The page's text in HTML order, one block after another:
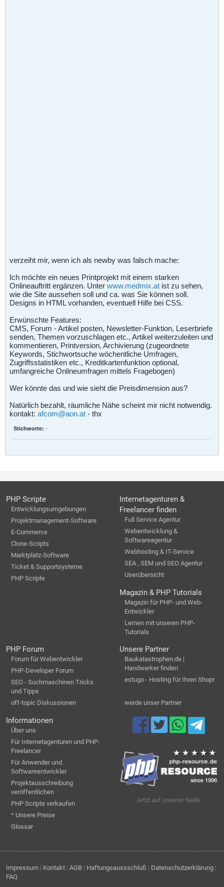
verzeiht mir, wenn ich als newby was falsch mache:
Ich möchte ein neues Printprojekt mit einem starken
Onlineauftritt ergänzen. Unter www.medmix.at ist zu sehen,
wie die Site aussehen soll und ca. was Sie können soll.
Designs in HTML vorhanden, eventuell Hilfe bei CSS.
Erwünschte Features:
CMS, Forum - Artikel posten, Newsletter-Funktion, Leserbriefe
senden, Themen vorzuschlagen etc., Artikel weiterzuleiten und
kommentieren, Printversion, Archivierung (zugeordnete
Keywords, Stichwortsuche wöchentliche Umfragen,
Zugriffsstatistiken etc., Kreditkartenfunktion optional,
umfangreiche Onlineumfragen mittels Fragebogen)
Wer könnte das und wie sieht die Preisdimension aus?
Natürlich bezahlt, räumliche Nähe scheint mir nicht notwendig.
kontakt: afcom@aon.at - thx
Stichworte: -
PHP Scripte
Entwicklungsumgebungen
Projektmanagement-Software
E-Commerce
Clone-Scripts
Marktplatz-Software
Ticket & Supportsysteme
PHP Scripte
Internetagenturen &
Freelancer finden
Full Service Agentur
Webentwicklung &
Softwareagentur
Webhosting & IT-Service
SEA , SEM und SEO Agentur
Userübersicht
Magazin & PHP Tutorials
Magazin für PHP- und Web-
Entwickler
Lernen mit unseren PHP-
Tutorials
PHP Forum
Forum für Webentwickler
PHP-Developer Forum
SEO - Suchmaschinen Tricks
und Tipps
off-topic Diskussionen
Unsere Partner
Baukatastrophen.de |
Handwerker finden
estugo - Hosting für Ihren Shopr
werde unser Partner
Informationen
Über uns
Für Internetagenturen und PHP-
Freelancer
Für Anwender und
Softwareentwickler
Projektausschreibung
veröffentlichen
PHP Scripte verkaufen
* Unsere Preise
Glossar
Jetzt auf unserer Seite:
Impressum | Kontakt | AGB | Haftungsaussschluß | Datenschutzerklärung |
FAQ